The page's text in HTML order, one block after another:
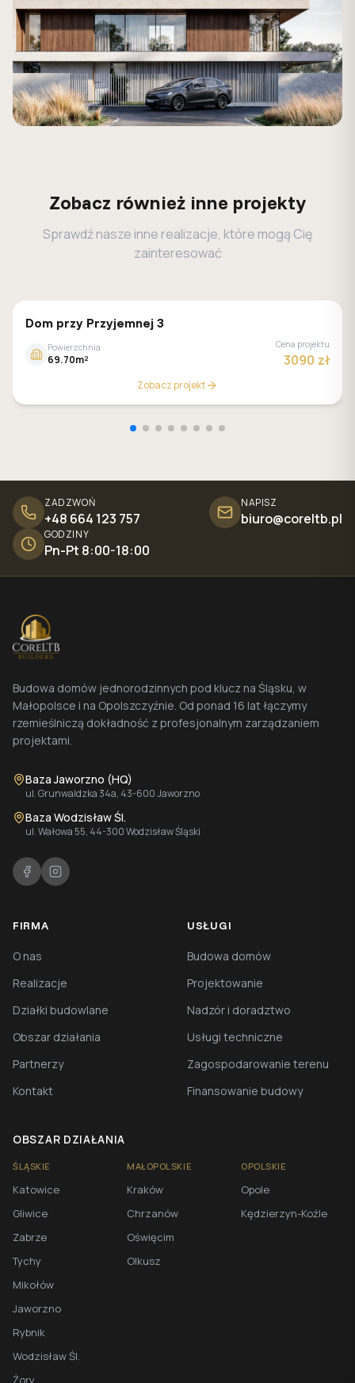
Zobacz również inne projekty
Sprawdź nasze inne realizacje, które mogą Cię
zainteresować
GALERIA DOMÓW
Dom przy Przyjemnej 3
Powierzchnia
69.70m²
Cena projektu
3090 zł
Zobacz projekt
ZADZWOŃ
+48 664 123 757
NAPISZ
biuro@coreltb.pl
GODZINY
Pn-Pt 8:00-18:00
Budowa domów jednorodzinnych pod klucz na Śląsku, w
Małopolsce i na Opolszczyźnie. Od ponad 16 lat łączymy
rzemieślniczą dokładność z profesjonalnym zarządzaniem
projektami.
Baza Jaworzno (HQ)
ul. Grunwaldzka 34a, 43-600 Jaworzno
Baza Wodzisław Śl.
ul. Wałowa 55, 44-300 Wodzisław Śląski
FIRMA
O nas
Realizacje
Działki budowlane
Obszar działania
Partnerzy
Kontakt
USŁUGI
Budowa domów
Projektowanie
Nadzór i doradztwo
Usługi techniczne
Zagospodarowanie terenu
Finansowanie budowy
OBSZAR DZIAŁANIA
ŚLĄSKIE
Katowice
Gliwice
Zabrze
Tychy
Mikołów
Jaworzno
Rybnik
Wodzisław Śl.
Żory
MAŁOPOLSKIE
Kraków
Chrzanów
Oświęcim
Olkusz
OPOLSKIE
Opole
Kędzierzyn-Koźle